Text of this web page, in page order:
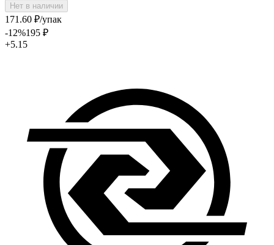
Нет в наличии
171 .60 ₽/упак
-12%195 ₽
+5.15